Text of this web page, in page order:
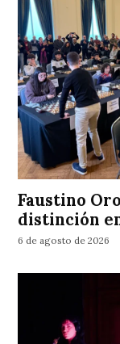
Faustino
distinción
6 de agosto de 2026